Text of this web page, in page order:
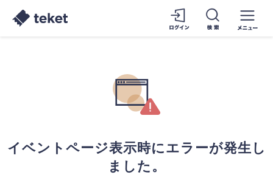
イベントページ表示時にエラーが発生し
ました。